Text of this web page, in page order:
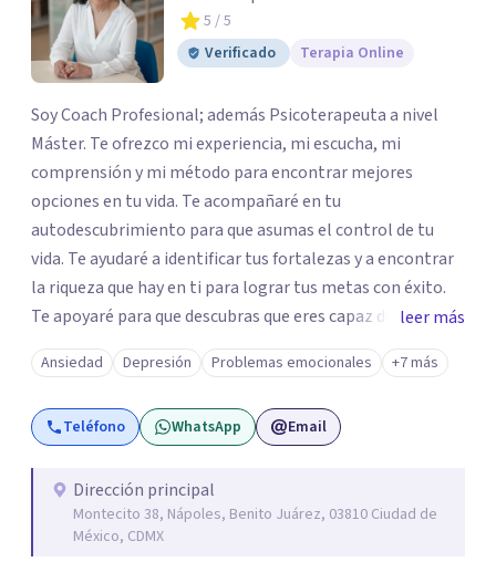
5 / 5
Verificado
Terapia Online
Soy Coach Profesional; además Psicoterapeuta a nivel
Máster. Te ofrezco mi experiencia, mi escucha, mi
comprensión y mi método para encontrar mejores
opciones en tu vida. Te acompañaré en tu
autodescubrimiento para que asumas el control de tu
vida. Te ayudaré a identificar tus fortalezas y a encontrar
la riqueza que hay en ti para lograr tus metas con éxito.
Te apoyaré para que descubras que eres capaz de
convertir los problemas en oportunidades Tú tienes
derecho a vivir con bienestar, sin culpas, sin
remordimientos y en plenitud. Con amor propio todo es
posible. En el viaje de tu vida. ¿Te das cuenta que tienes
objetivos pero también hay momentos en los que has
experimentado situaciones que no te favorecen y te
gustaría que fueran diferentes? Pedir ayuda es el primer
leer más
Ansiedad Depresión Problemas emocionales +7 más
Teléfono WhatsApp Email
Dirección principal
Montecito 38, Nápoles, Benito Juárez, 03810 Ciudad de
México, CDMX